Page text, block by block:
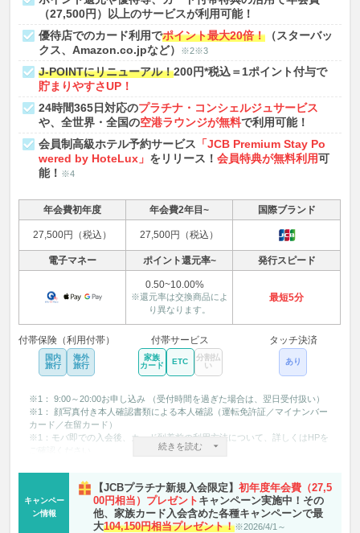
（27,500円）以上のサービスが利用可能！
優待店でのカード利用でポイント最大20倍！ （スターバッ
クス、Amazon.co.jpなど）
※2※3
J-POINTにリニューアル！200円*税込＝1ポイント付与で
貯まりやすさUP！
24時間365日対応のプラチナ・コンシェルジュサービス
や、全世界・全国の空港ラウンジが無料で利用可能！
会員制高級ホテル予約サービス 「JCB Premium Stay Po
wered by HoteLux」 をリリース！会員特典が無料利用可
能！ ※4
年会費初年度 年会費2年目~ 国際ブランド
27,500円（税込） 27,500円（税込）
電子マネー ポイント還元率~ 発行スピード
0.50~10.00%
※還元率は交換商品によ
り異なります。
最短5分
付帯保険（利用付帯）
国内
旅行
海外
旅行
付帯サービス
家族
カード
ETC
分割払
い
タッチ決済
あり
続きを読む
※1： 9:00～20:00お申し込み （受付時間を過ぎた場合は、翌日受付扱い）
※1： 顔写真付き本人確認書類による本人確認（運転免許証／マイナンバー
カード／在留カード）
※1：モバ即での入会後、カード到着前の利用方法について、詳しくはHPを
cks eGift 、モバイルオーダーが対象です。店舗でのご利用分・入金分はポ
イント倍付の対象となりません。
※3：Amazon、Amazon.co.jpおよびそれらのロゴは、Amazon.com, Inc.また
はその関連会社の商標です。
※4：会員資格の有効期限は1年間です。毎年更新時期に初回ご登録方法と同
キャンペー
ン情報
【JCBプラチナ新規入会限定】初年度年会費（27,5
00円相当）プレゼント キャンペーン実施中！その
他、家族カード入会含めた各種キャンペーンで最
大104,150円相当プレゼント！※2026/4/1～